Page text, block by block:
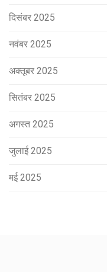
दिसंबर 2025
नवंबर 2025
अक्तूबर 2025
सितंबर 2025
अगस्त 2025
जुलाई 2025
मई 2025